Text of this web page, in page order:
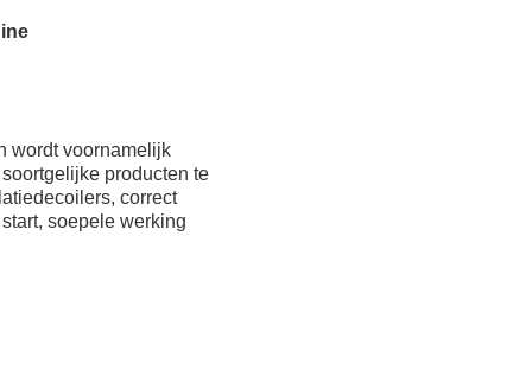
wordt voornamelijk
producten te
correct
soepele werking